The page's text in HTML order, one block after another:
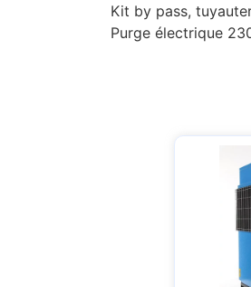
Kit by pass,
Purge électrique